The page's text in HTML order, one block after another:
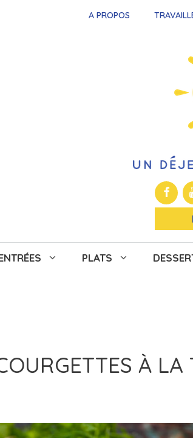
A PROPOS
PLATS
À LA